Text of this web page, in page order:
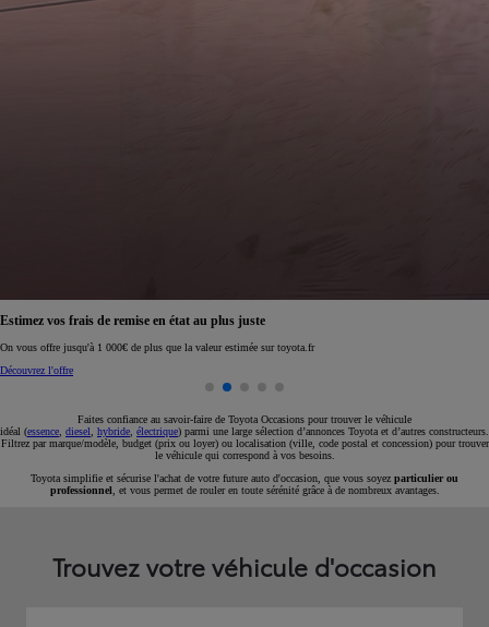
Réservez en ligne votre occasion pour 1€ seulement
Réservez en ligne
Faites confiance au savoir-faire de Toyota Occasions pour trouver le véhicule
idéal (essence diesel hybride électrique) parmi une large sélection d’annonces Toyota et d’autres constructeurs.
Filtrez par marque/modèle, budget (prix ou loyer) ou localisation (ville, code postal et concession) pour trouver
le véhicule qui correspond à vos besoins.
Toyota simplifie et sécurise l'achat de votre future auto d'occasion, que vous soyez particulier ou
professionnel , et vous permet de rouler en toute sérénité grâce à de nombreux avantages.
Trouvez votre véhicule d'occasion